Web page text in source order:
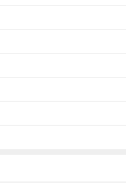
;
机界面;